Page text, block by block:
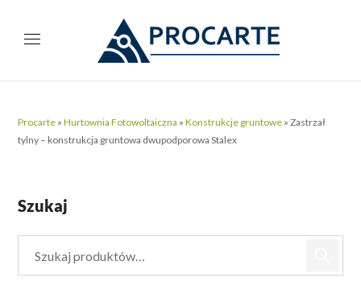
Procarte »Hurtownia Fotowoltaiczna »Konstrukcje gruntowe »Zastrzał
tylny – konstrukcja gruntowa dwupodporowa Stalex
Szukaj